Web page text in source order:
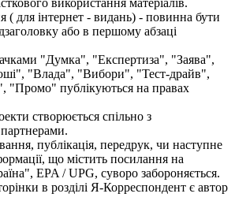
використання матеріалів.
( для інтернет - видань) - повинна бути
або в першому абзаці
"Думка", "Експертиза", "Заява",
"Влада", "Вибори", "Тест-драйв",
"Промо" публікуються на правах
створюється спільно з
публікація, передрук, чи наступне
що містить посилання на
EPA / UPG, суворо забороняється.
в розділі Я-Корреспондент є автор